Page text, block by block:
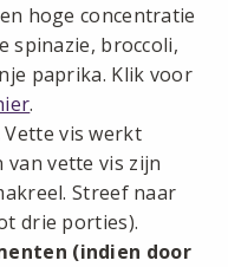
hoge concentratie
spinazie, broccoli,
paprika. Klik voor
.
Vette vis werkt
van vette vis zijn
Streef naar
drie porties).
(indien door